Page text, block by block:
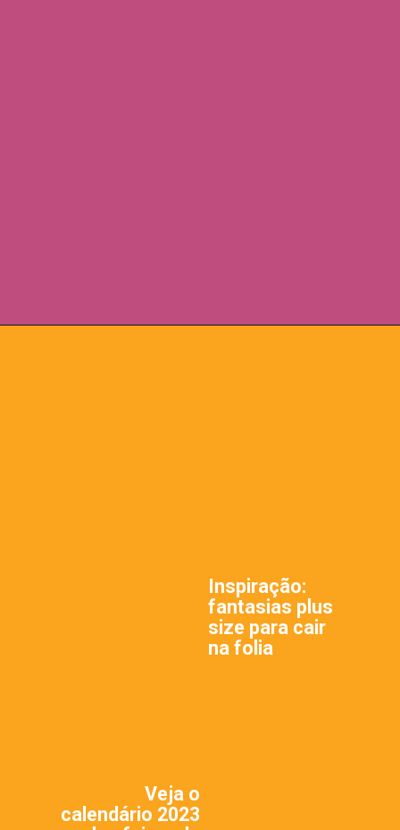
Veja o
calendário 2023
Inspiração:
fantasias plus
size para cair
na folia